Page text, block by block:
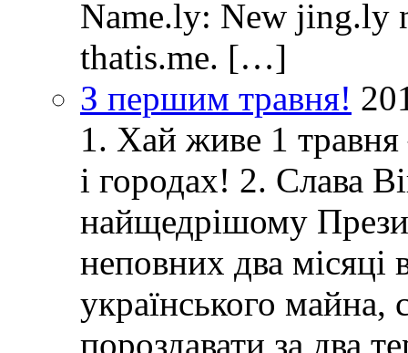
Name.ly: New jing.ly
thatis.me. […]
З першим травня!
1. Хай живе 1
і городах! 2. Слава
найщедрішому
неповних два місяці
українського майна,
пороздавати за два